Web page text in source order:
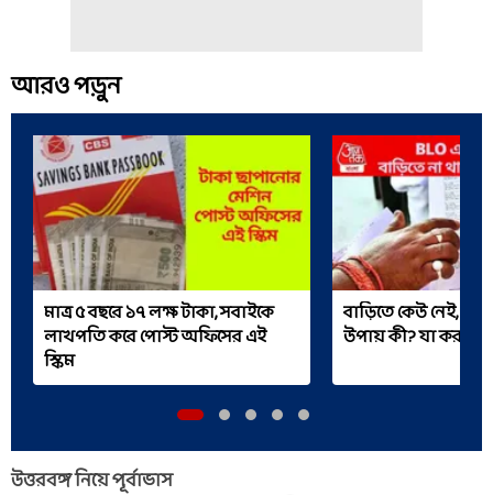
আরও পড়ুন
মাত্র ৫ বছরে ১৭ লক্ষ টাকা, সবাইকে
লাখপতি করে পোস্ট অফিসের এই
স্কিম
বাড়িতে কেউ নেই,
উপায় কী? যা করতে
উত্তরবঙ্গ নিয়ে পূর্বাভাস